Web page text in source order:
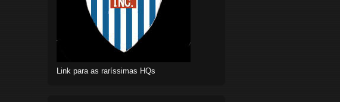
Link para as raríssimas HQs